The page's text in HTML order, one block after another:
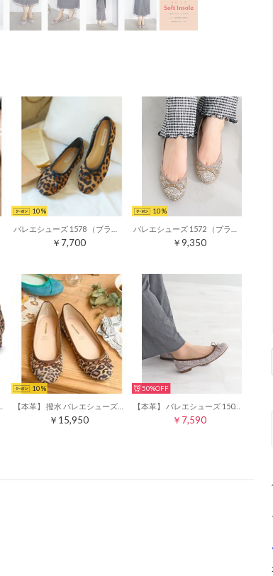
10
￥7,700
10
￥9,350
10
【本革】 撥水 バレエシューズ 15000 （キャメルヒョウ）
￥15,950
50%
【本革】 バレエシューズ 15013 （ブラウンパイソン）
￥7,590